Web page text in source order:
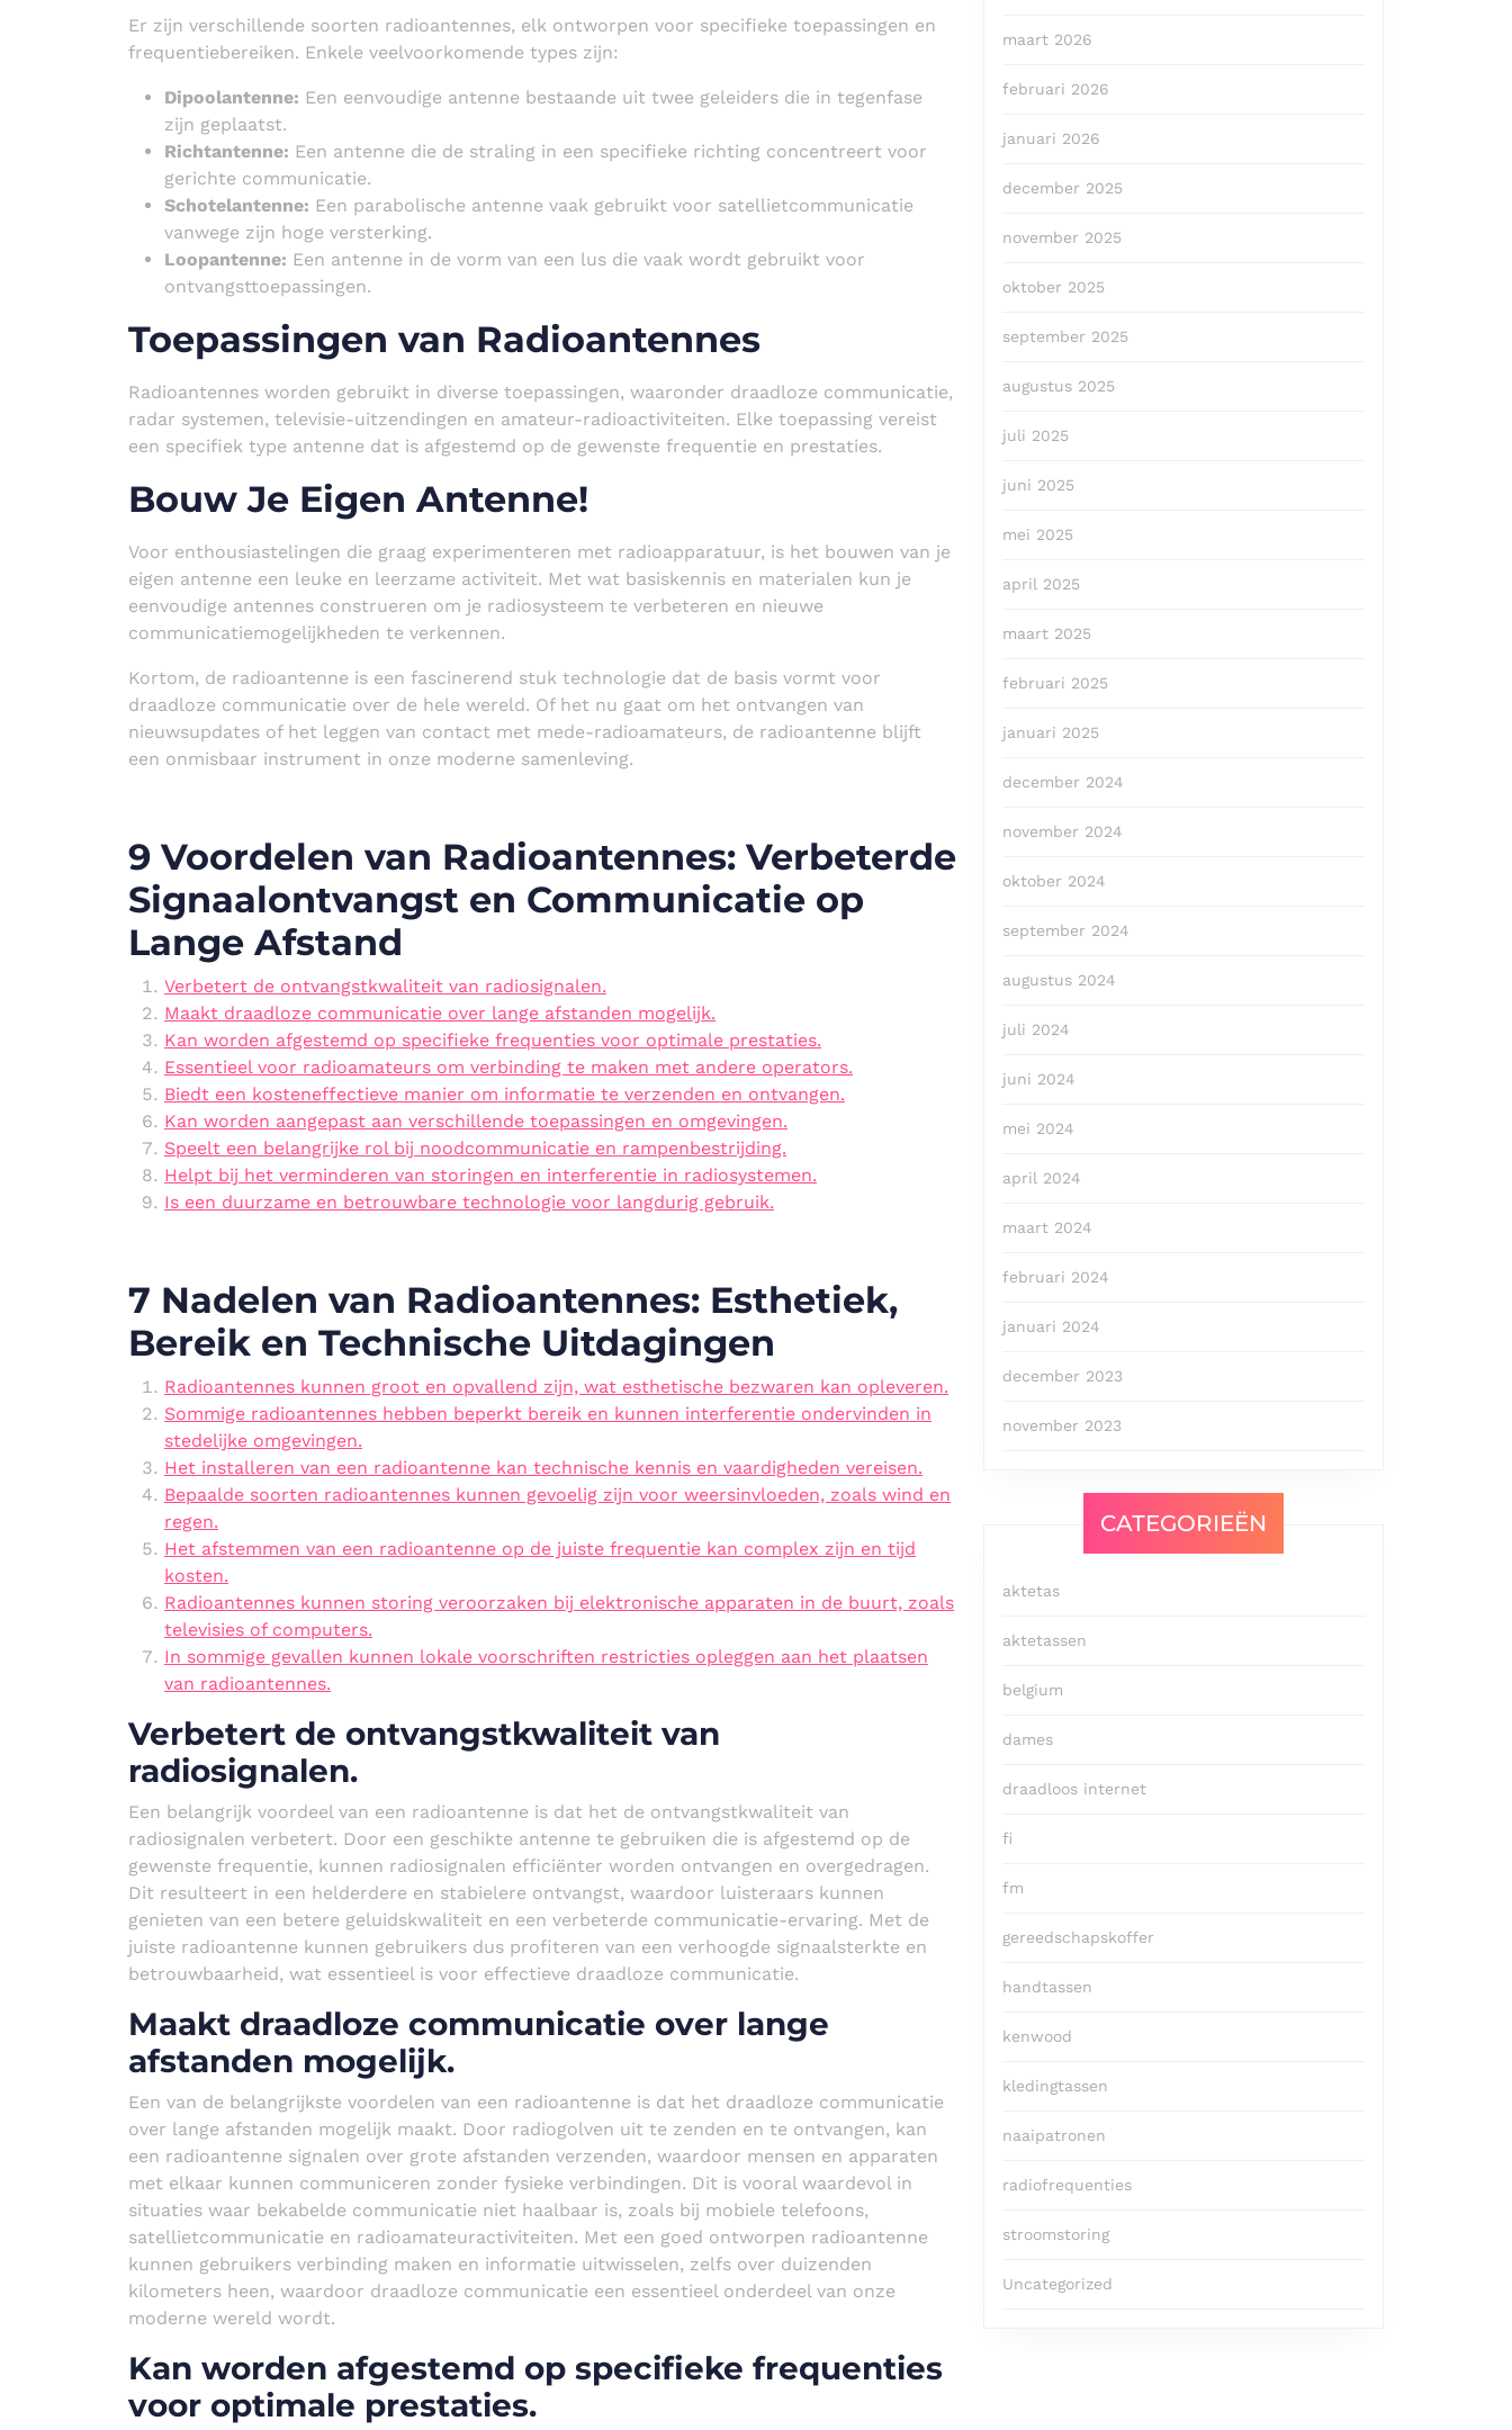
Er zijn verschillende soorten radioantennes, elk ontworpen voor specifieke toepassingen en
frequentiebereiken. Enkele veelvoorkomende types zijn:
Dipoolantenne: Een eenvoudige antenne bestaande uit twee geleiders die in tegenfase
zijn geplaatst.
Richtantenne: Een antenne die de straling in een specifieke richting concentreert voor
gerichte communicatie.
Schotelantenne: Een parabolische antenne vaak gebruikt voor satellietcommunicatie
vanwege zijn hoge versterking.
Loopantenne: Een antenne in de vorm van een lus die vaak wordt gebruikt voor
ontvangsttoepassingen.
Toepassingen van Radioantennes
Radioantennes worden gebruikt in diverse toepassingen, waaronder draadloze communicatie,
radar systemen, televisie-uitzendingen en amateur-radioactiviteiten. Elke toepassing vereist
een specifiek type antenne dat is afgestemd op de gewenste frequentie en prestaties.
Bouw Je Eigen Antenne!
Voor enthousiastelingen die graag experimenteren met radioapparatuur, is het bouwen van je
eigen antenne een leuke en leerzame activiteit. Met wat basiskennis en materialen kun je
eenvoudige antennes construeren om je radiosysteem te verbeteren en nieuwe
communicatiemogelijkheden te verkennen.
Kortom, de radioantenne is een fascinerend stuk technologie dat de basis vormt voor
draadloze communicatie over de hele wereld. Of het nu gaat om het ontvangen van
nieuwsupdates of het leggen van contact met mede-radioamateurs, de radioantenne blijft
een onmisbaar instrument in onze moderne samenleving.
9 Voordelen van Radioantennes: Verbeterde
Signaalontvangst en Communicatie op
Lange Afstand
Verbetert de ontvangstkwaliteit van radiosignalen.
Maakt draadloze communicatie over lange afstanden mogelijk.
Kan worden afgestemd op specifieke frequenties voor optimale prestaties.
Essentieel voor radioamateurs om verbinding te maken met andere operators.
Biedt een kosteneffectieve manier om informatie te verzenden en ontvangen.
Kan worden aangepast aan verschillende toepassingen en omgevingen.
Speelt een belangrijke rol bij noodcommunicatie en rampenbestrijding.
Helpt bij het verminderen van storingen en interferentie in radiosystemen.
Is een duurzame en betrouwbare technologie voor langdurig gebruik.
7 Nadelen van Radioantennes: Esthetiek,
Bereik en Technische Uitdagingen
Radioantennes kunnen groot en opvallend zijn, wat esthetische bezwaren kan opleveren.
Sommige radioantennes hebben beperkt bereik en kunnen interferentie ondervinden in
stedelijke omgevingen.
Het installeren van een radioantenne kan technische kennis en vaardigheden vereisen.
Bepaalde soorten radioantennes kunnen gevoelig zijn voor weersinvloeden, zoals wind en
regen.
Het afstemmen van een radioantenne op de juiste frequentie kan complex zijn en tijd
kosten.
Radioantennes kunnen storing veroorzaken bij elektronische apparaten in de buurt, zoals
televisies of computers.
In sommige gevallen kunnen lokale voorschriften restricties opleggen aan het plaatsen
van radioantennes.
Verbetert de ontvangstkwaliteit van
radiosignalen.
Een belangrijk voordeel van een radioantenne is dat het de ontvangstkwaliteit van
radiosignalen verbetert. Door een geschikte antenne te gebruiken die is afgestemd op de
gewenste frequentie, kunnen radiosignalen efficiënter worden ontvangen en overgedragen.
Dit resulteert in een helderdere en stabielere ontvangst, waardoor luisteraars kunnen
genieten van een betere geluidskwaliteit en een verbeterde communicatie-ervaring. Met de
juiste radioantenne kunnen gebruikers dus profiteren van een verhoogde signaalsterkte en
betrouwbaarheid, wat essentieel is voor effectieve draadloze communicatie.
Maakt draadloze communicatie over lange
afstanden mogelijk.
Een van de belangrijkste voordelen van een radioantenne is dat het draadloze communicatie
over lange afstanden mogelijk maakt. Door radiogolven uit te zenden en te ontvangen, kan
een radioantenne signalen over grote afstanden verzenden, waardoor mensen en apparaten
met elkaar kunnen communiceren zonder fysieke verbindingen. Dit is vooral waardevol in
situaties waar bekabelde communicatie niet haalbaar is, zoals bij mobiele telefoons,
satellietcommunicatie en radioamateuractiviteiten. Met een goed ontworpen radioantenne
kunnen gebruikers verbinding maken en informatie uitwisselen, zelfs over duizenden
kilometers heen, waardoor draadloze communicatie een essentieel onderdeel van onze
moderne wereld wordt.
Kan worden afgestemd op specifieke frequenties
voor optimale prestaties.
maart 2026
februari 2026
januari 2026
december 2025
november 2025
oktober 2025
september 2025
augustus 2025
juli 2025
juni 2025
mei 2025
april 2025
maart 2025
februari 2025
januari 2025
december 2024
november 2024
oktober 2024
september 2024
augustus 2024
juli 2024
juni 2024
mei 2024
april 2024
maart 2024
februari 2024
januari 2024
december 2023
november 2023
CATEGORIEËN
aktetas
aktetassen
belgium
dames
draadloos internet
fi
fm
gereedschapskoffer
handtassen
kenwood
kledingtassen
naaipatronen
radiofrequenties
stroomstoring
Uncategorized